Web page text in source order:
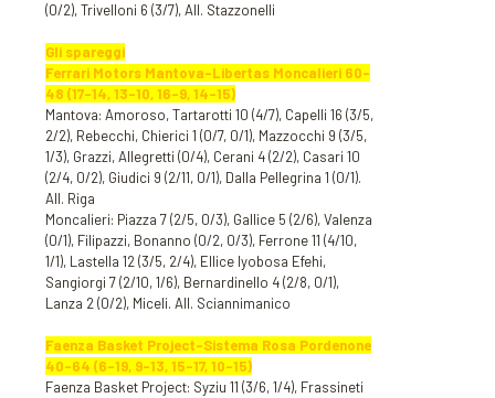
(0/2), Trivelloni 6 (3/7), All. Stazzonelli
Gli spareggi
Ferrari Motors Mantova-Libertas Moncalieri 60-
48 (17-14, 13-10, 16-9, 14-15)
Mantova: Amoroso, Tartarotti 10 (4/7), Capelli 16 (3/5,
2/2), Rebecchi, Chierici 1 (0/7, 0/1), Mazzocchi 9 (3/5,
1/3), Grazzi, Allegretti (0/4), Cerani 4 (2/2), Casari 10
(2/4, 0/2), Giudici 9 (2/11, 0/1), Dalla Pellegrina 1 (0/1).
All. Riga
Moncalieri: Piazza 7 (2/5, 0/3), Gallice 5 (2/6), Valenza
(0/1), Filipazzi, Bonanno (0/2, 0/3), Ferrone 11 (4/10,
1/1), Lastella 12 (3/5, 2/4), Ellice Iyobosa Efehi,
Sangiorgi 7 (2/10, 1/6), Bernardinello 4 (2/8, 0/1),
Lanza 2 (0/2), Miceli. All. Sciannimanico
Faenza Basket Project-Sistema Rosa Pordenone
40-64 (6-19, 9-13, 15-17, 10-15)
Faenza Basket Project: Syziu 11 (3/6, 1/4), Frassineti